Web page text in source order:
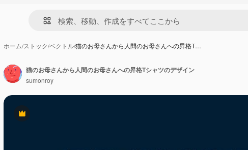
ホーム/ストック/ベクトル/猫のお母さんから人間のお母さんへの昇格T…
Premium
猫のお母さんから人間のお母さんへの昇格Tシャツのデザイン
sumonroy